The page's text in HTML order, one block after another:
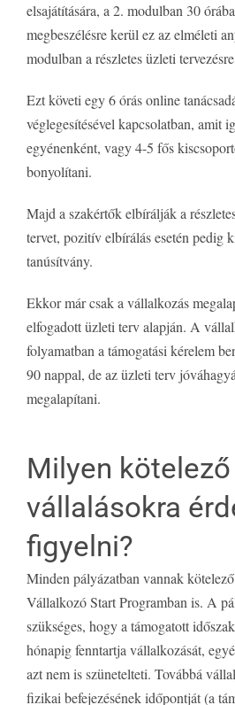
elsajátítására, a 2. modulban 30
megbeszélésre kerül ez az elméleti
modulban a részletes üzleti
Ezt követi egy 6 órás online
véglegesítésével kapcsolatban, amit
egyénenként, vagy 4-5 fős
bonyolítani.
Majd a szakértők elbírálják a
tervet, pozitív elbírálás esetén pedig
tanúsítvány.
Ekkor már csak a vállalkozás
elfogadott üzleti terv alapján. A
folyamatban a támogatási kérelem
90 nappal, de az üzleti terv
megalapítani.
Milyen kötelező
vállalásokra
figyelni?
Minden pályázatban vannak
Vállalkozó Start Programban is. A
szükséges, hogy a támogatott
hónapig fenntartja vállalkozását,
azt nem is szünetelteti. Továbbá
fizikai befejezésének időpontját (a